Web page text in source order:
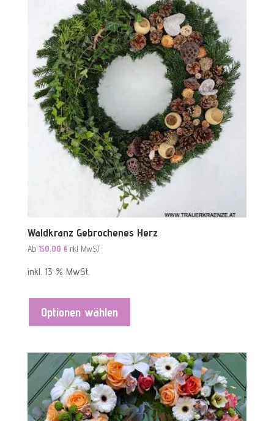
Waldkranz Gebrochenes Herz
Ab 150,00 € inkl. MwST
inkl. 13 % MwSt.
Optionen wählen